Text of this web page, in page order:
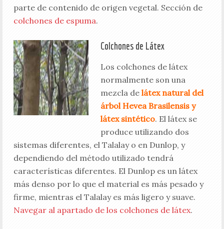
parte de contenido de origen vegetal. Sección de
colchones de espuma.
Colchones de Látex
Los colchones de látex
normalmente son una
mezcla de látex natural del
árbol Hevea Brasilensis y
látex sintético. El látex se
produce utilizando dos
sistemas diferentes, el Talalay o en Dunlop, y
dependiendo del método utilizado tendrá
características diferentes. El Dunlop es un látex
más denso por lo que el material es más pesado y
firme, mientras el Talalay es más ligero y suave.
Navegar al apartado de los colchones de látex.